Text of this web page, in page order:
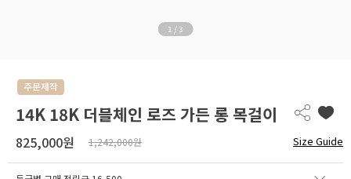
1 / 3
14K 18K 더블체인 로즈 가든 롱 목걸이
825,000원 1,242,000원 Size Guide